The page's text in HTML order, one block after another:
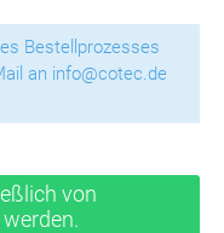
Bestellprozesses
an info@cotec.de
von